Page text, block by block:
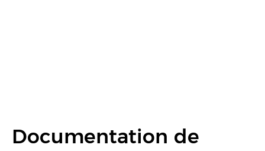
Documentation de